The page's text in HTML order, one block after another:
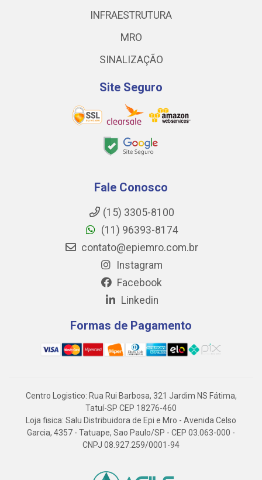
INFRAESTRUTURA
MRO
SINALIZAÇÃO
Site Seguro
Fale Conosco
(15) 3305-8100
(11) 96393-8174
contato@epiemro.com.br
Instagram
Facebook
Linkedin
Formas de Pagamento
Centro Logistico: Rua Rui Barbosa, 321 Jardim NS Fátima,
Tatuí-SP CEP 18276-460
Loja fisica: Salu Distribuidora de Epi e Mro - Avenida Celso
Garcia, 4357 - Tatuape, Sao Paulo/SP - CEP 03.063-000 -
CNPJ 08.927.259/0001-94